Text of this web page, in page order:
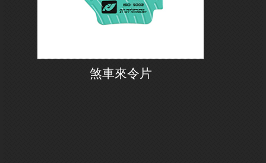
煞車來令片